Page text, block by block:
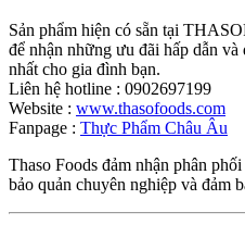
Sản phẩm hiện có sẵn tại
để nhận những ưu đãi hấp dẫn
nhất cho gia đình bạn.
Liên hệ hotline : 0902697199
Website : www.thasofoods.com
Fanpage : Thực Phẩm Châu Âu
Thaso Foods đảm nhận phân
bảo quản chuyên nghiệp và đảm